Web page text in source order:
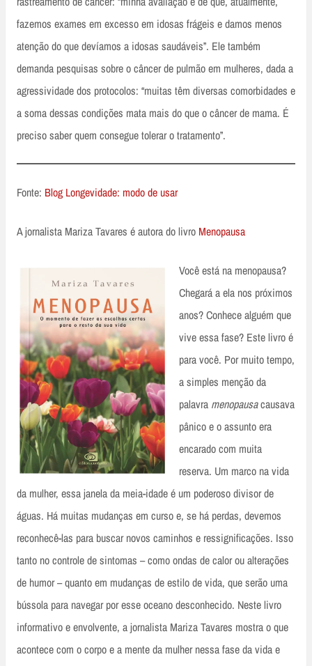
fazemos exames em excesso em idosas frágeis e damos menos
atenção do que devíamos a idosas saudáveis”. Ele também
demanda pesquisas sobre o câncer de pulmão em mulheres, dada a
agressividade dos protocolos: “muitas têm diversas comorbidades e
a soma dessas condições mata mais do que o câncer de mama. É
preciso saber quem consegue tolerar o tratamento”.
Fonte: Blog Longevidade: modo de usar
A jornalista Mariza Tavares é autora do livro Menopausa
Você está na menopausa?
Chegará a ela nos próximos
anos? Conhece alguém que
vive essa fase? Este livro é
para você. Por muito tempo,
a simples menção da
palavra menopausacausava
pânico e o assunto era
encarado com muita
reserva. Um marco na vida
da mulher, essa janela da meia-idade é um poderoso divisor de
águas. Há muitas mudanças em curso e, se há perdas, devemos
reconhecê-las para buscar novos caminhos e ressignificações. Isso
tanto no controle de sintomas – como ondas de calor ou alterações
de humor – quanto em mudanças de estilo de vida, que serão uma
bússola para navegar por esse oceano desconhecido. Neste livro
informativo e envolvente, a jornalista Mariza Tavares mostra o que
acontece com o corpo e a mente da mulher nessa fase da vida e